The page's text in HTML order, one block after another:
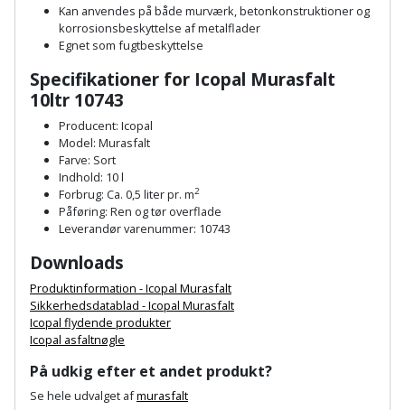
Lecablokke
fundablokke
Lofter
Lofttrapper
Murbinder
Murpap
og
murfolie
Mursten
Plastlister
Kiler
Kloakrenser
Kniv
hobbykniv
Koben
Kridtsnor
Lærlingesæt
Landmålerstok
Detektor
Diamantskæremaskine
Diamantslibertilbehør
Dykkerpistol
Dyksav
Excentersliber
Excenterslibertilbehør
Fedtsprøjte
Flisevibrator
Robotplæneklipper
Robotplæneklipper
tilbehør
Vandpumpe
Vertikalskærer
mosfjerner
Vinduesvasker
Elartikler
Flagstænger
have
Fuglefoderhus
Garderobe
opbevaring
Gavekort
Grill
Kan anvendes på både murværk, betonkonstruktioner og
korrosionsbeskyttelse af metalflader
Egnet som fugtbeskyttelse
Specifikationer for Icopal Murasfalt
10ltr 10743
Producent: Icopal
Model: Murasfalt
Farve: Sort
Indhold: 10 l
Forbrug: Ca. 0,5 liter pr. m2
Påføring: Ren og tør overflade
Leverandør varenummer: 10743
Downloads
Produktinformation - Icopal Murasfalt
Sikkerhedsdatablad - Icopal Murasfalt
Icopal flydende produkter
Icopal asfaltnøgle
På udkig efter et andet produkt?
Se hele udvalget afmurasfalt